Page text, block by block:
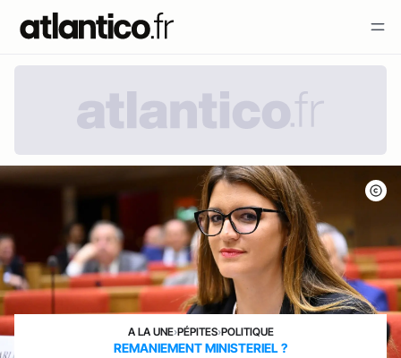
A LA UNE›PÉPITES›POLITIQUE
REMANIEMENT MINISTERIEL ?